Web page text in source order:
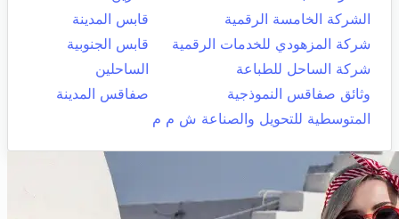
الشركة الخامسة الرقمية
قابس المدينة
شركة المزهودي للخدمات الرقمية
قابس الجنوبية
شركة الساحل للطباعة
الساحلين
وثائق صفاقس النموذجية
صفاقس المدينة
المتوسطية للتحويل والصناعة ش م م